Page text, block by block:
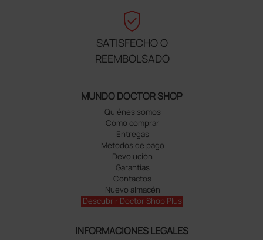
verified_user
SATISFECHO O
REEMBOLSADO
MUNDO DOCTOR SHOP
Quiénes somos
Cómo comprar
Entregas
Métodos de pago
Devolución
Garantías
Contactos
Nuevo almacén
Descubrir Doctor Shop Plus
INFORMACIONES LEGALES